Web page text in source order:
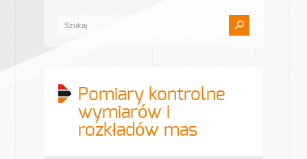
Pomiary kontrolne
wymiarów i
rozkładów mas